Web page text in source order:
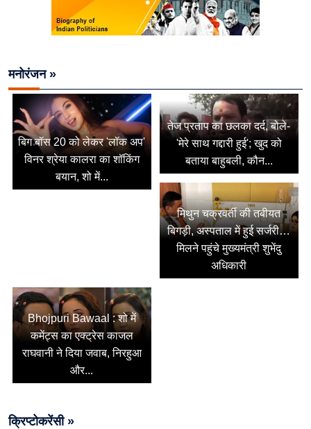
मनोरंजन »
बिग बॉस 20 को लेकर 'लॉक अप'
विनर श्रेया कालरा का शॉकिंग
बयान, शो में...
तेज प्रताप का छलका दर्द, बोले-
'मेरे साथ गद्दारी हुई'; खुद को
बताया बाहुबली, कौन...
मिथुन चक्रवर्ती की तबीयत
बिगड़ी, अस्पताल में हुई सर्जरी…
मिलने पहुंचे मुख्यमंत्री शुभेंदु
अधिकारी
Bhojpuri Bawaal : शो में
कमेंट्स का एक्ट्रेस काजल
राघवानी ने दिया जवाब, निरहुआ
और...
क्रिप्टोकरेंसी »